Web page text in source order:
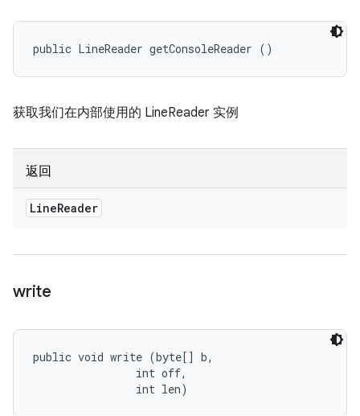
public LineReader getConsoleReader ()
获取我们在内部使用的 LineReader 实例
返回
LineReader
write
public void write (byte[] b,
                int off,
                int len)